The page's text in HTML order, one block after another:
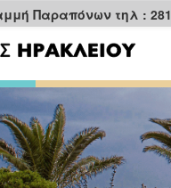
Παραπόνων τηλ :